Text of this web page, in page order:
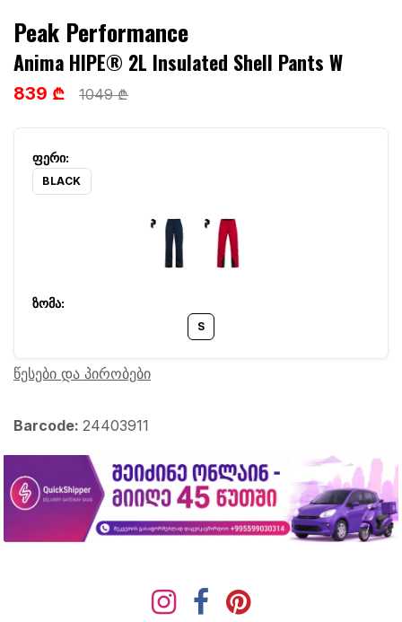
Peak Performance
Anima HIPE® 2L Insulated Shell Pants W
839 ₾ 1049 ₾
BLACK
S
წესები და პირობები
Barcode: 24403911